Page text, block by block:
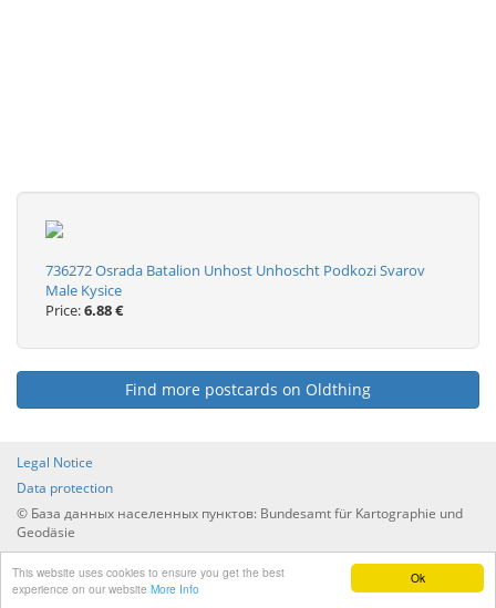
Ok
This website uses cookies to ensure you get the best
experience on our website More Info
736272 Osrada Batalion Unhost Unhoscht Podkozi Svarov
Male Kysice
Price:6.88 €
Find more postcards on Oldthing
Legal Notice
Data protection
© База данных населенных пунктов: Bundesamt für Kartographie und
Geodäsie
Перечень всех населенных пунктов по странам и
административному управлению